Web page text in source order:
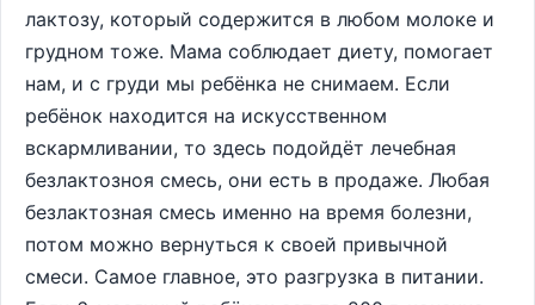
лактозу, который содержится в любом молоке и
грудном тоже. Мама соблюдает диету, помогает
нам, и с груди мы ребёнка не снимаем. Если
ребёнок находится на искусственном
вскармливании, то здесь подойдёт лечебная
безлактозноя смесь, они есть в продаже. Любая
безлактозная смесь именно на время болезни,
потом можно вернуться к своей привычной
смеси. Самое главное, это разгрузка в питании.